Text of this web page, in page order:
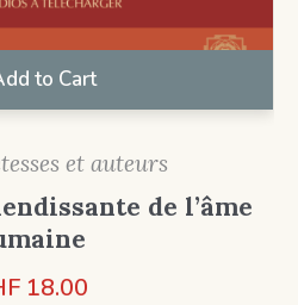
to Cart
et auteurs
de l’âme
18.00